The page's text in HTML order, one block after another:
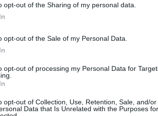
opt-out of the Sharing of my personal data.
opt-out of the Sale of my Personal Data.
opt-out of processing my Personal Data for
opt-out of Collection, Use, Retention, Sale, and/or
Data that Is Unrelated with the Purposes
συμφωνίες
αντιμαχόμενες πλευρές
ενεργοποίηση ενός διεθνούς
την ηγεσία ΗΠΑ και
ΤΟΥ ΠΥΡΟΣ ΣΟΥΔΑΝ